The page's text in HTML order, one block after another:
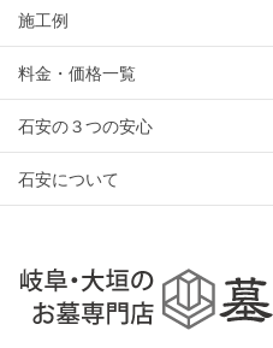
施工例
料金・価格一覧
石安の３つの安心
石安について